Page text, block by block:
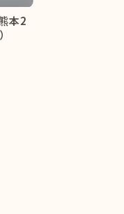
本2